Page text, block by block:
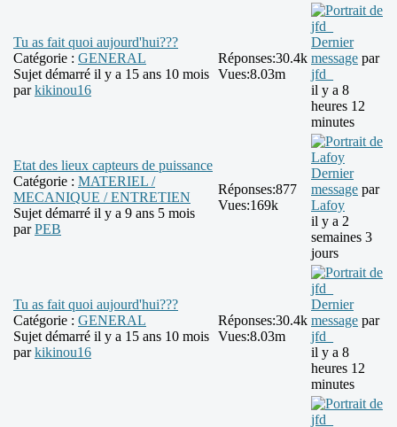
Tu as fait quoi aujourd'hui???
Catégorie : GENERAL
Sujet démarré il y a 15 ans 10 mois
parkikinou16
Réponses:30.4k
Vues:8.03m
Dernier
message par
jfd_
il y a 8
heures 12
minutes
Etat des lieux capteurs de puissance
Catégorie : MATERIEL /
MECANIQUE / ENTRETIEN
Sujet démarré il y a 9 ans 5 mois
parPEB
Réponses:877
Vues:169k
Dernier
message par
Lafoy
il y a 2
semaines 3
jours
Tu as fait quoi aujourd'hui???
Catégorie : GENERAL
Sujet démarré il y a 15 ans 10 mois
parkikinou16
Réponses:30.4k
Vues:8.03m
Dernier
message par
jfd_
il y a 8
heures 12
minutes